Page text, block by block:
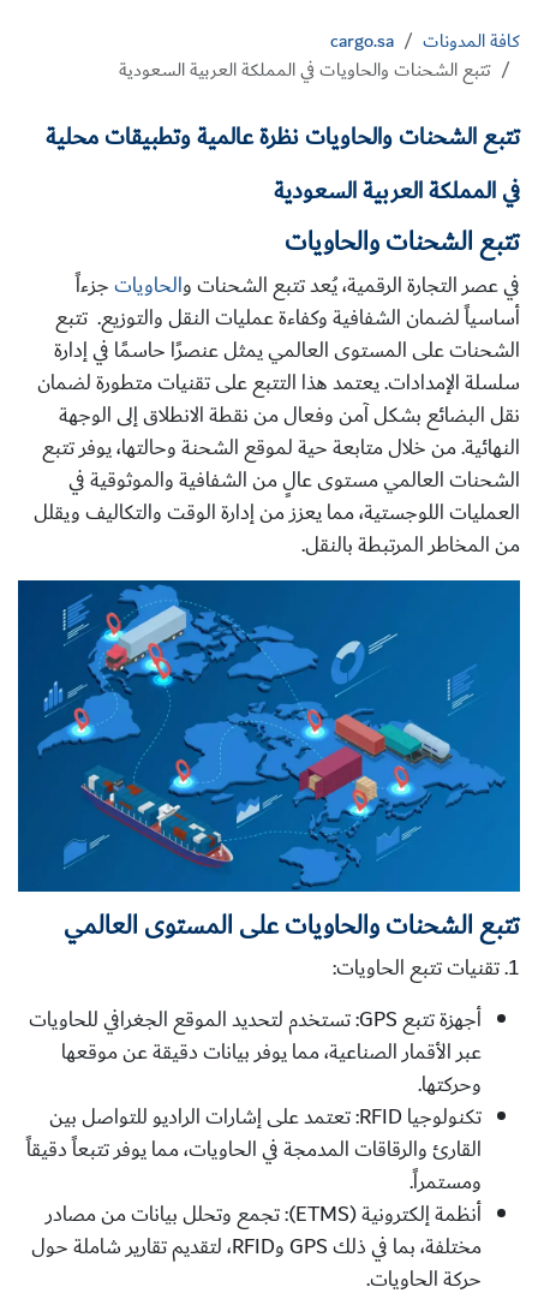
كافة المدونات
cargo.sa
تتبع الشحنات والحاويات في المملكة العربية السعودية
تتبع الشحنات والحاويات نظرة عالمية وتطبيقات محلية
في المملكة العربية ال​سعودية
تتبع الشحنات والحاويات
في عصر التجارة الرقمية، يُعد تتبع الشحنات والحاوياتجزءاً
أساسياً لضمان الشفافية وكفاءة عمليات النقل والتوزيع. تتبع
الشحنات على المستوى العالمي يمثل عنصرًا حاسمًا في إدارة
سلسلة الإمدادات. يعتمد هذا التتبع على تقنيات متطورة لضمان
نقل البضائع بشكل آمن وفعال من نقطة الانطلاق إلى الوجهة
النهائية. من خلال متابعة حية لموقع الشحنة وحالتها، يوفر تتبع
الشحنات العالمي مستوى عالٍ من الشفافية والموثوقية في
العمليات اللوجستية، مما يعزز من إدارة الوقت والتكاليف ويقلل
من المخاطر المرتبطة بالنقل.
تتبع الشحنات والحاويات على المستوى العالمي
1. تقنيات تتبع الحاويات:
أجهزة تتبع GPS:
تستخدم لتحديد الموقع الجغرافي للحاويات
عبر الأقمار الصناعية، مما يوفر بيانات دقيقة عن موقعها
وحركتها.
تكنولوجيا RFID:
تعتمد على إشارات الراديو للتواصل بين
القارئ والرقاقات المدمجة في الحاويات، مما يوفر تتبعاً دقيقاً
ومستمراً.
أنظمة إلكترونية (ETMS):
تجمع وتحلل بيانات من مصادر
مختلفة، بما في ذلك GPS وRFID، لتقديم تقارير شاملة حول
حركة الحاويات.